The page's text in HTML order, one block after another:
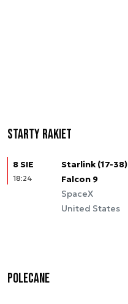
Starty rakiet
8 SIE
18:24
Starlink (17-38)
Falcon 9
SpaceX
United States
Polecane